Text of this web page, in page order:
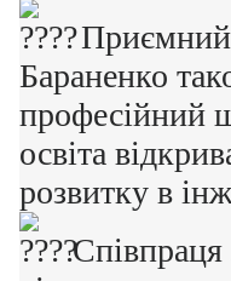
Приємний
Бараненко
професійний
освіта
розвитку в
Співпраця